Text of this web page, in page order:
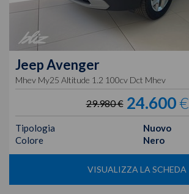
JeepAvenger
Mhev My25 Altitude 1.2 100cv Dct Mhev
29.980 € 24.600€
Tipologia
Nuovo
Colore
Nero
VISUALIZZA LA SCHEDA